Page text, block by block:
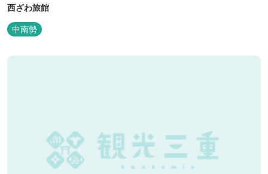
西ざわ旅館
中南勢